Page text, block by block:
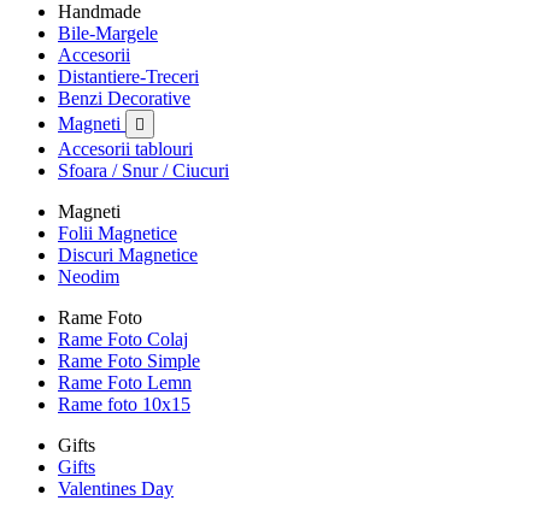
Handmade
Bile-Margele
Accesorii
Distantiere-Treceri
Benzi Decorative
Magneti

Accesorii tablouri
Sfoara / Snur / Ciucuri
Magneti
Folii Magnetice
Discuri Magnetice
Neodim
Rame Foto
Rame Foto Colaj
Rame Foto Simple
Rame Foto Lemn
Rame foto 10x15
Gifts
Gifts
Valentines Day